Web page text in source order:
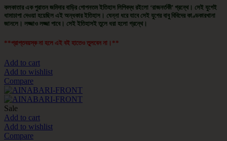
কলকাতার এক পুরাতন জমিদার বাড়ির গোপনতম ইতিহাস লিপিবদ্ধ রইলো ‘রাজনর্তকী’ গ্রন্থে। সেই যুগেই
ধামাচাপা দেওয়া হয়েছিল এই অন্ধকার ইতিহাস। ঘেন্না ধরে যাবে সেই যুগের বাবু বিবিদের কাণ্ডকারখানা
জানলে। লজ্জাও লজ্জা পাবে। সেই ইতিহাসই তুলে ধরা হলো গ্রন্থে।
**প্রাপ্তবয়স্ক না হলে এই বই হাতেও তুলবেন না।**
Add to cart
Add to wishlist
Compare
Sale
Add to cart
Add to wishlist
Compare